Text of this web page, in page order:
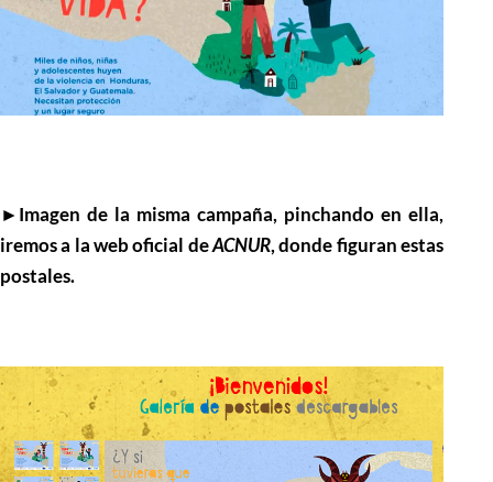
►Imagen de la misma campaña, pinchando en ella,
iremos a la web oficial deACNUR, donde figuran estas
postales.